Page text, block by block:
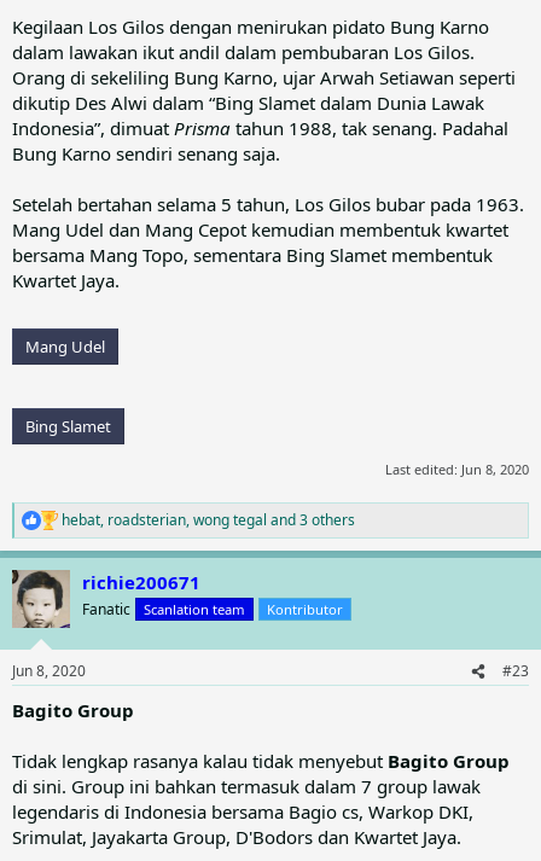
Kegilaan Los Gilos dengan menirukan pidato Bung Karno
dalam lawakan ikut andil dalam pembubaran Los Gilos.
Orang di sekeliling Bung Karno, ujar Arwah Setiawan seperti
dikutip Des Alwi dalam “Bing Slamet dalam Dunia Lawak
Indonesia”, dimuat Prisma tahun 1988, tak senang. Padahal
Bung Karno sendiri senang saja.
Setelah bertahan selama 5 tahun, Los Gilos bubar pada 1963.
Mang Udel dan Mang Cepot kemudian membentuk kwartet
bersama Mang Topo, sementara Bing Slamet membentuk
Kwartet Jaya.
Mang Udel
Bing Slamet
Last edited: Jun 8, 2020
R
e
a
c
t
i
s
:
hebat, roadsterian,wong tegal and 3 others
richie200671
Fanatic Scanlation team Kontributor
Jun 8, 2020 #23
Bagito Group
Tidak lengkap rasanya kalau tidak menyebut Bagito Group
di sini. Group ini bahkan termasuk dalam 7 group lawak
legendaris di Indonesia bersama Bagio cs, Warkop DKI,
Srimulat, Jayakarta Group, D'Bodors dan Kwartet Jaya.